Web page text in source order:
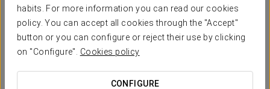
habits. For more information you can read our cookies
policy. You can accept all cookies through the "Accept"
button or you can configure or reject their use by clicking
on "Configure". Cookies policy
CONFIGURE
25 €
Pомантический опыт